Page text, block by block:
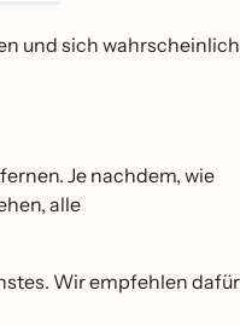
und sich wahrscheinlich
Je nachdem, wie
alle
Wir empfehlen dafür